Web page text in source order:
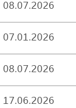
08.07.2026
07.01.2026
08.07.2026
17.06.2026